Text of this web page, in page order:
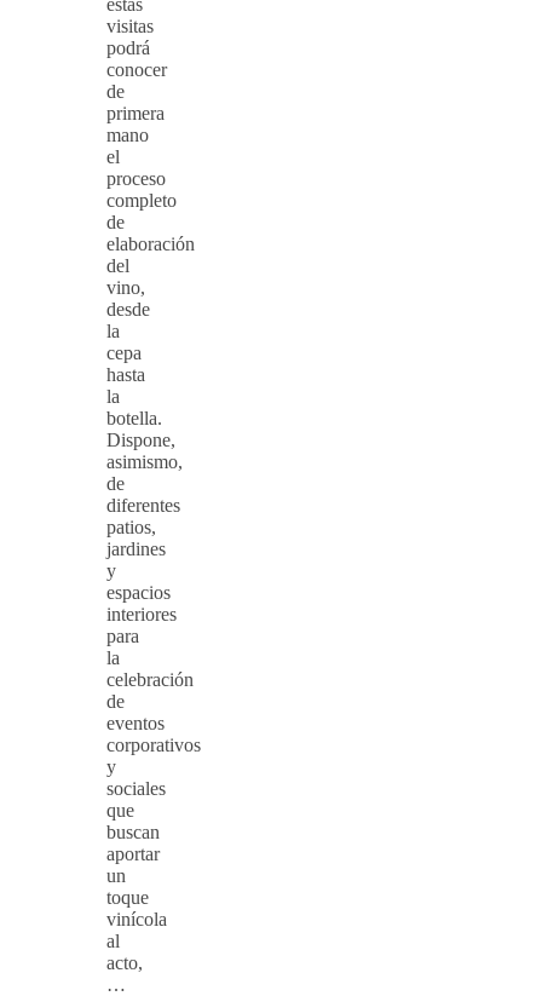
estas
visitas
podrá
conocer
de
primera
mano
el
proceso
completo
de
elaboración
del
vino,
desde
la
cepa
hasta
la
botella.
Dispone,
asimismo,
de
diferentes
patios,
jardines
y
espacios
interiores
para
la
celebración
de
eventos
corporativos
y
sociales
que
buscan
aportar
un
toque
vinícola
al
acto,
…